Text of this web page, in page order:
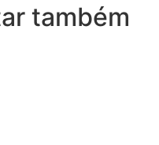
também